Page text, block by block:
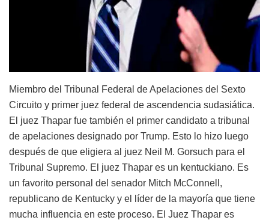
Miembro del Tribunal Federal de Apelaciones del Sexto
Circuito y primer juez federal de ascendencia sudasiática.
El juez Thapar fue también el primer candidato a tribunal
de apelaciones designado por Trump. Esto lo hizo luego
después de que eligiera al juez Neil M. Gorsuch para el
Tribunal Supremo. El juez Thapar es un kentuckiano. Es
un favorito personal del senador Mitch McConnell,
republicano de Kentucky y el líder de la mayoría que tiene
mucha influencia en este proceso. El Juez Thapar es